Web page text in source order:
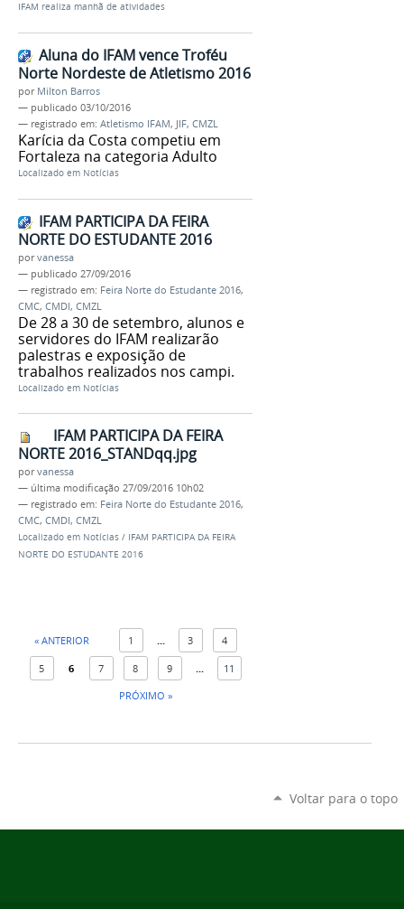
IFAM realiza manhã de atividades
Aluna do IFAM vence Troféu
Norte Nordeste de Atletismo 2016
por Milton Barros
— publicado 03/10/2016
— registrado em: Atletismo IFAM, JIF, CMZL
Karícia da Costa competiu em
Fortaleza na categoria Adulto
Localizado em Notícias
IFAM PARTICIPA DA FEIRA
NORTE DO ESTUDANTE 2016
porvanessa
— publicado 27/09/2016
— registrado em: Feira Norte do Estudante 2016,
CMC, CMDI, CMZL
De 28 a 30 de setembro, alunos e
servidores do IFAM realizarão
palestras e exposição de
trabalhos realizados nos campi.
Localizado em Notícias
IFAM PARTICIPA DA FEIRA
NORTE 2016_STANDqq.jpg
porvanessa
— última modificação 27/09/2016 10h02
— registrado em: Feira Norte do Estudante 2016,
CMC, CMDI, CMZL
Localizado em Notícias / IFAM PARTICIPA DA FEIRA
NORTE DO ESTUDANTE 2016
« ANTERIOR 1 ... 3 4
5 6 7 8 9 ...
11
PRÓXIMO »
Voltar para o topo